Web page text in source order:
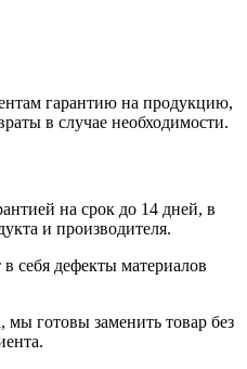
гарантию на продукцию,
в случае необходимости.
на срок до 14 дней, в
и производителя.
себя дефекты материалов
мы готовы заменить товар без